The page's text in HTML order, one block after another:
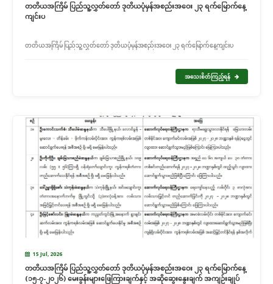
တတိယအကြိမ် ပြည်သူ့လွှတ်တော် ဒုတိယပုံမှန်အစည်းအဝေး ၂၃ ရက်မြောက်နေ့
ကျင်းပ
တတိယအကြိမ် ပြည်သူ့လွှတ်တော် ဒုတိယပုံမှန်အစည်းအဝေး ၂၃ ရက်မြောက်နေ့ကျင်းပ
အသေးစိတ်ကြည့်ရန်
15 Jul, 2026
တတိယအကြိမ် ပြည်သူ့လွှတ်တော် ဒုတိယပုံမှန်အစည်းအဝေး ၂၃ ရက်မြောက်နေ့
(၁၅-၇-၂၀၂၆) မေးခွန်းများဖြေကြားချက်နှင့် အဆိုဆွေးနွေးချက် အကျဉ်းချုပ်